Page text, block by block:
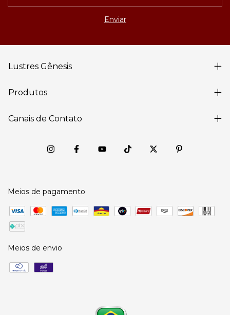
Lustres Gênesis
Produtos
Canais de Contato
Meios de pagamento
Meios de envio